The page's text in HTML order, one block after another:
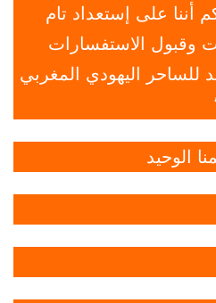
أننا على إستعداد تام
وقبول الاستفسارات
للساحر اليهودي المغربي
الوحيد